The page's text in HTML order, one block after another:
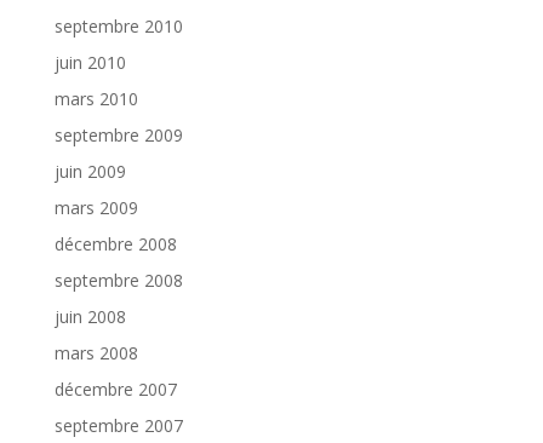
septembre 2010
juin 2010
mars 2010
septembre 2009
juin 2009
mars 2009
décembre 2008
septembre 2008
juin 2008
mars 2008
décembre 2007
septembre 2007